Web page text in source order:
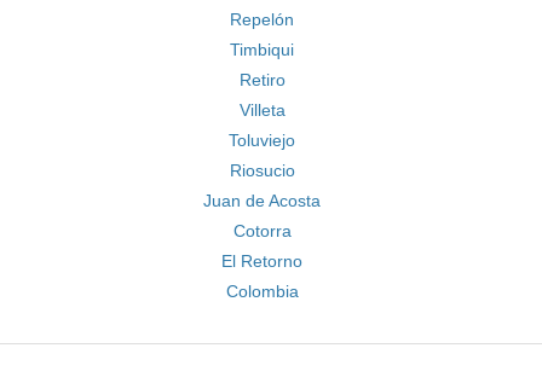
Repelón
Timbiqui
Retiro
Villeta
Toluviejo
Riosucio
Juan de Acosta
Cotorra
El Retorno
Colombia